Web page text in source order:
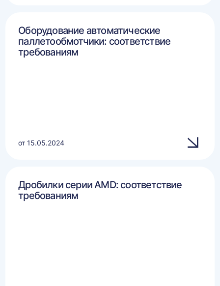
Оборудование автоматические
паллетообмотчики: соответствие
требованиям
от 15.05.2024
Дробилки серии AMD: соответствие
требованиям